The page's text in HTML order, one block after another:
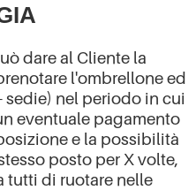
dare al Cliente la
l'ombrellone ed
sedie) nel periodo in cui
eventuale pagamento
e la possibilità
posto per X volte,
tutti di ruotare nelle